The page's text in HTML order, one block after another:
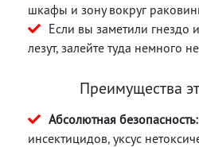
шкафы и зону вокруг
Если вы заметили гнездо
лезут, залейте туда немного
Преимущества
Абсолютная безопасность:
инсектицидов, уксус